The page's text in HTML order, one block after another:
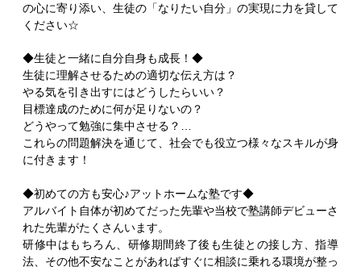
の心に寄り添い、生徒の「なりたい自分」の実現に力を貸して
ください☆
◆生徒と一緒に自分自身も成長！◆
生徒に理解させるための適切な伝え方は？
やる気を引き出すにはどうしたらいい？
目標達成のために何が足りないの？
どうやって勉強に集中させる？…
これらの問題解決を通じて、社会でも役立つ様々なスキルが身
に付きます！
◆初めての方も安心♪アットホームな塾です◆
アルバイト自体が初めてだった先輩や当校で塾講師デビューさ
れた先輩がたくさんいます。
研修中はもちろん、研修期間終了後も生徒との接し方、指導
法、その他不安なことがあればすぐに相談に乗れる環境が整っ